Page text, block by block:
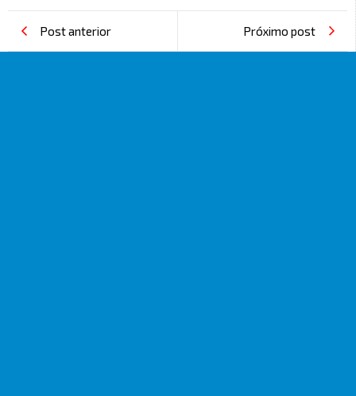
Post anterior Próximo post